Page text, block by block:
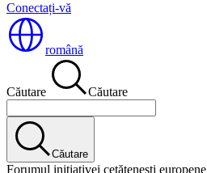
Conectați-vă
română
Căutare Căutare
Căutare
Forumul inițiativei cetățenești europene